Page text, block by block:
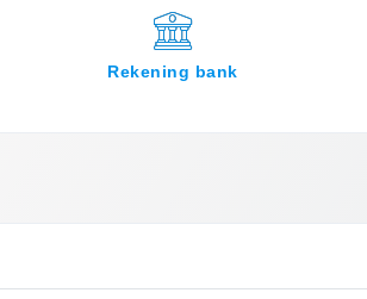
Rekening bank